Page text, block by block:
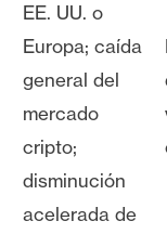
EE. UU. o
Europa; caída
general del
mercado
cripto;
disminución
acelerada de